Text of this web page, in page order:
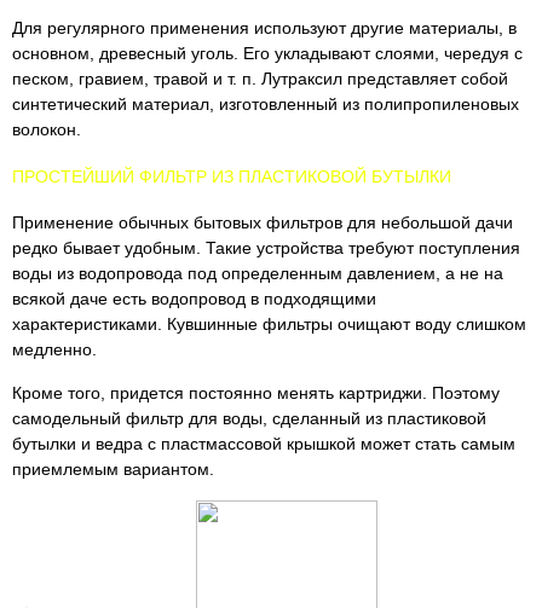
Для регулярного применения используют другие материалы, в
основном, древесный уголь. Его укладывают слоями, чередуя с
песком, гравием, травой и т. п. Лутраксил представляет собой
синтетический материал, изготовленный из полипропиленовых
волокон.
ПРОСТЕЙШИЙ ФИЛЬТР ИЗ ПЛАСТИКОВОЙ БУТЫЛКИ
Применение обычных бытовых фильтров для небольшой дачи
редко бывает удобным. Такие устройства требуют поступления
воды из водопровода под определенным давлением, а не на
всякой даче есть водопровод в подходящими
характеристиками. Кувшинные фильтры очищают воду слишком
медленно.
Кроме того, придется постоянно менять картриджи. Поэтому
самодельный фильтр для воды, сделанный из пластиковой
бутылки и ведра с пластмассовой крышкой может стать самым
приемлемым вариантом.